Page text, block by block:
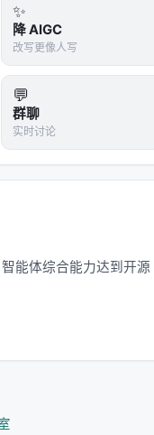
输出 价格（元/百万
5（2025.04 直
0.1
开 待核实
4-Plus 5 元/百万
✨
降 AIGC
改写更像人写
💬
群聊
实时讨论
能体综合能力达到开源